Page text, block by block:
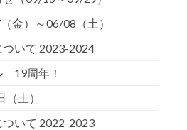
金）～06/08（土）
いて 2023-2024
19周年！
土）
いて 2022-2023